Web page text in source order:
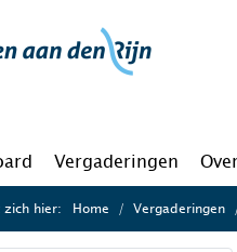
deze pagina
Vergaderingen
zich hier: Home Vergaderingen